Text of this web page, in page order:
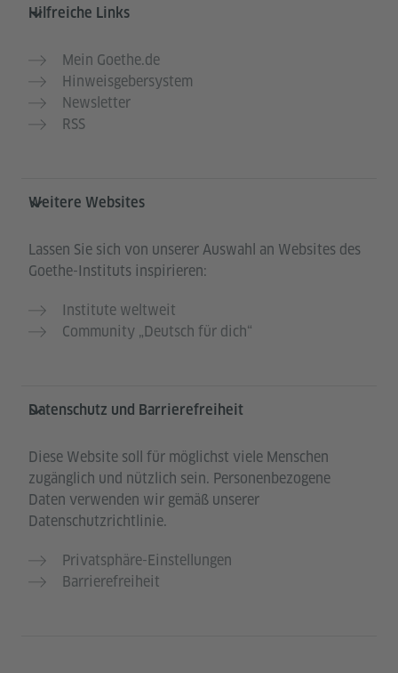
Hilfreiche Links
Mein Goethe.de
Hinweisgebersystem
Newsletter
RSS
Weitere Websites
Lassen Sie sich von unserer Auswahl an Websites des
Goethe-Instituts inspirieren:
Institute weltweit
Community „Deutsch für dich“
Datenschutz und Barrierefreiheit
Diese Website soll für möglichst viele Menschen
zugänglich und nützlich sein. Personenbezogene
Daten verwenden wir gemäß unserer
Datenschutzrichtlinie.
Privatsphäre-Einstellungen
Barrierefreiheit